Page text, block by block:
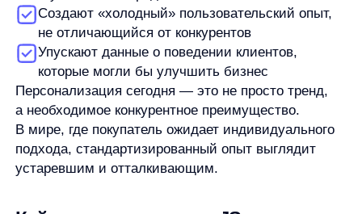
Более 90 000 кликов по рекомендательным
блокам за месяц
CTR вырос до 9,74% (высокий показатель для
сегмента фототехники)
Доля выручки от рекомендаций достигла
17,25% от общей выручки
Улучшение пользовательского опыта и рост
повторных визитов
Важно:
Внедрение потребовало минимум
усилий — только предоставление товарного
каталога в формате YML и установка JS-кода